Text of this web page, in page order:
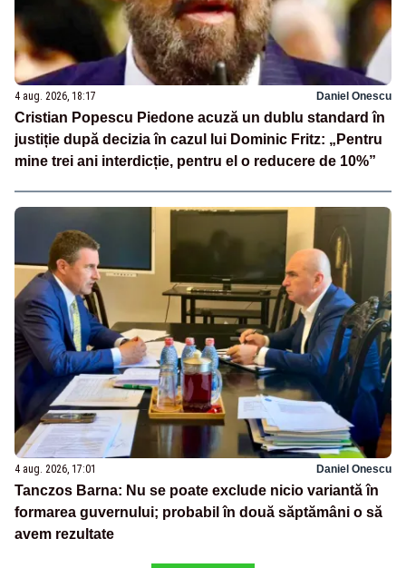
4 aug. 2026, 18:17 Daniel Onescu
Cristian Popescu Piedone acuză un dublu standard în
justiție după decizia în cazul lui Dominic Fritz: „Pentru
mine trei ani interdicție, pentru el o reducere de 10%”
4 aug. 2026, 17:01 Daniel Onescu
Tanczos Barna: Nu se poate exclude nicio variantă în
formarea guvernului; probabil în două săptămâni o să
avem rezultate